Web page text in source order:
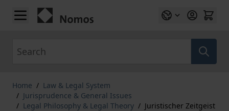
Skip to Content
Home / Law & Legal System
/ Jurisprudence & General Issues
/ Legal Philosophy & Legal Theory / Juristischer Zeitgeist